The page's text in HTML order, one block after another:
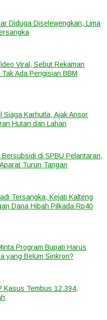
Diduga Diselewengkan, Lima
Viral, Sebut Rekaman
Ada Pengisian BBM
Siaga Karhutla, Ajak Ansor
Hutan dan Lahan
di SPBU Pelantaran,
Turun Tangan
Tersangka, Kejati Kalteng
Dana Hibah Pilkada Rp40
Program Bupati Harus
yang Belum Sinkron?
Kasus Tembus 12.394,